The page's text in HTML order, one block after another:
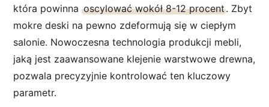
która powinnaoscylować wokół 8-12 procent. Zbyt
mokre deski na pewno zdeformują się w ciepłym
salonie. Nowoczesna technologia produkcji mebli,
jaką jest zaawansowane klejenie warstwowe drewna,
pozwala precyzyjnie kontrolować ten kluczowy
parametr.